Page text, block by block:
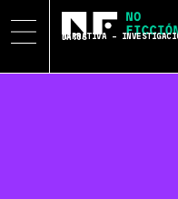
NARRATIVA – INVESTIGACIÓN – DATOS